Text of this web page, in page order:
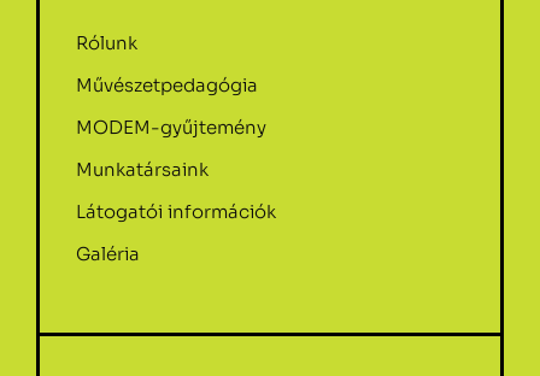
Rólunk
Művészetpedagógia
MODEM-gyűjtemény
Munkatársaink
Látogatói információk
Galéria